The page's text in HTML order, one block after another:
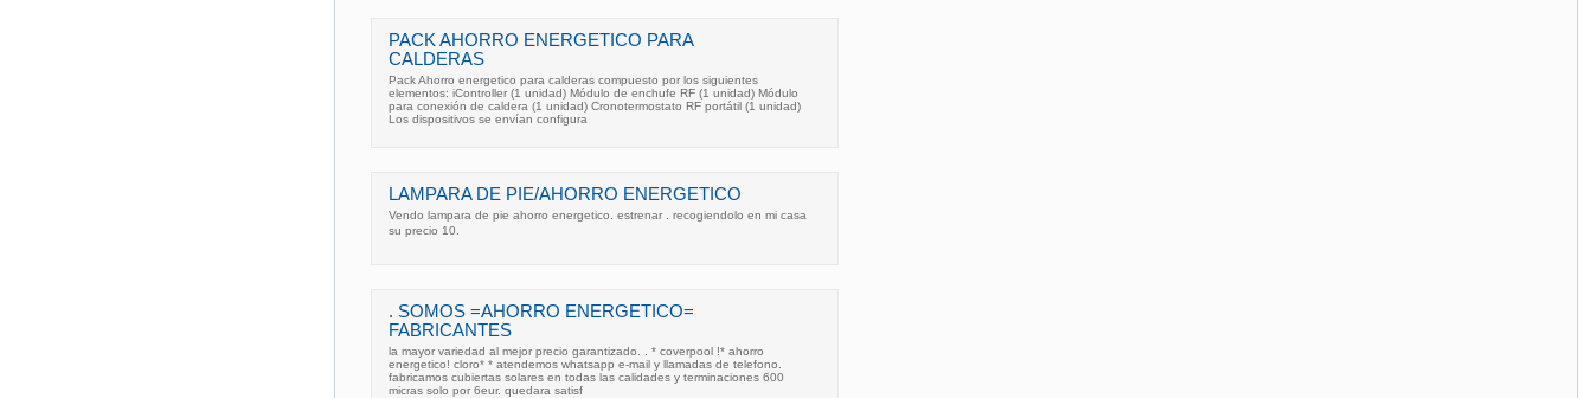
PACK AHORRO ENERGETICO PARA
CALDERAS
Pack Ahorro energetico para calderas compuesto por los siguientes
elementos: iController (1 unidad) Módulo de enchufe RF (1 unidad) Módulo
para conexión de caldera (1 unidad) Cronotermostato RF portátil (1 unidad)
Los dispositivos se envían configura
LAMPARA DE PIE/AHORRO ENERGETICO
Vendo lampara de pie ahorro energetico. estrenar . recogiendolo en mi casa
su precio 10.
. SOMOS =AHORRO ENERGETICO=
FABRICANTES
la mayor variedad al mejor precio garantizado. . * coverpool !* ahorro
energetico! cloro* * atendemos whatsapp e-mail y llamadas de telefono.
fabricamos cubiertas solares en todas las calidades y terminaciones 600
micras solo por 6eur. quedara satisf